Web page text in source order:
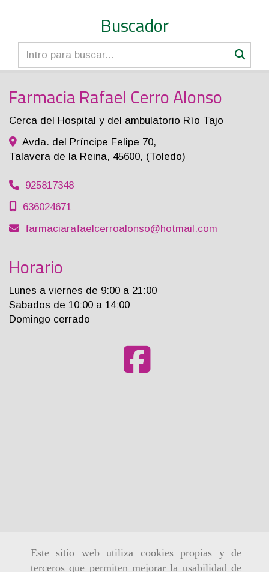
Este sitio web utiliza cookies propias y de
terceros que permiten mejorar la usabilidad de
Buscador
Farmacia Rafael Cerro Alonso
Cerca del Hospital y del ambulatorio Río Tajo
Avda. del Príncipe Felipe 70,
Talavera de la Reina, 45600, (Toledo)
925817348
636024671
farmaciarafaelcerroalonso
hotmail.com
Horario
Lunes a viernes de 9:00 a 21:00
Sabados de 10:00 a 14:00
Domingo cerrado